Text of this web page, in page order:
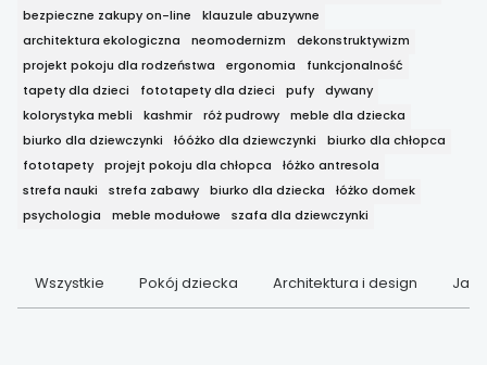
bezpieczne zakupy on-line
klauzule abuzywne
architektura ekologiczna
neomodernizm
dekonstruktywizm
projekt pokoju dla rodzeństwa
ergonomia
funkcjonalność
tapety dla dzieci
fototapety dla dzieci pufy
dywany
kolorystyka mebli
kashmir róż pudrowy
meble dla dziecka
biurko dla dziewczynki
łóóżko dla dziewczynki
biurko dla chłopca
fototapety
projejt pokoju dla chłopca
łóżko antresola
strefa nauki
strefa zabawy biurko dla dziecka
łóżko domek
psychologia
meble modułowe szafa dla dziewczynki
Wszystkie Pokój dziecka Architektura i design Jak